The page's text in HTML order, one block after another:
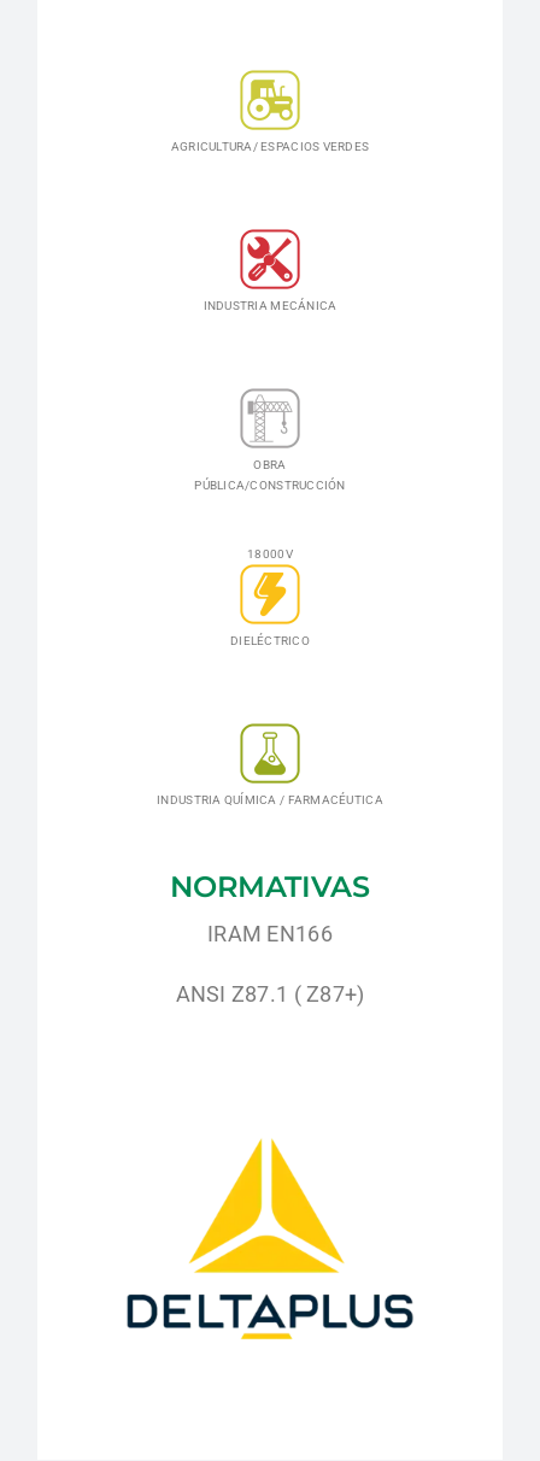
AGRICULTURA/ ESPACIOS VERDES
INDUSTRIA MECÁNICA
OBRA
PÚBLICA/CONSTRUCCIÓN
18000V
DIELÉCTRICO
INDUSTRIA QUÍMICA / FARMACÉUTICA
NORMATIVAS
IRAM EN166
ANSI Z87.1 ( Z87+)